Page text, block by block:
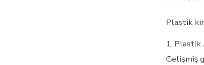
Plastik
1. Plastik
Gelişmiş